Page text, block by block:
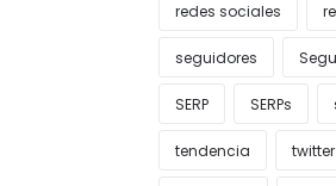
redes sociales
seguidores
SERP SERPs
tendencia twitter